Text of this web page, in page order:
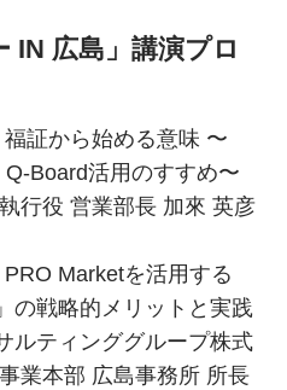
IN 広島」講演プロ
証から始める意味 〜
Board活用のすすめ〜
行役 営業部長 加來 英彦
Marketを活用する
の戦略的メリットと実践
ルティンググループ株式
業本部 広島事務所 所長